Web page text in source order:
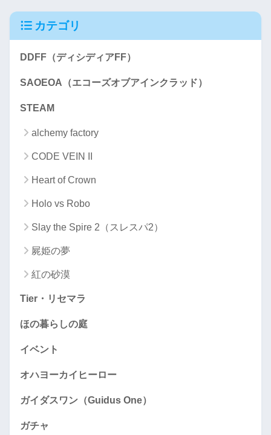
カテゴリ
DDFF（ディシディアFF）
SAOEOA（エコーズオブアインクラッド）
STEAM
alchemy factory
CODE VEIN II
Heart of Crown
Holo vs Robo
Slay the Spire 2（スレスパ2）
屍姫の夢
紅の砂漠
Tier・リセマラ
ほの暮らしの庭
イベント
オハヨーカイヒーロー
ガイダスワン（Guidus One）
ガチャ